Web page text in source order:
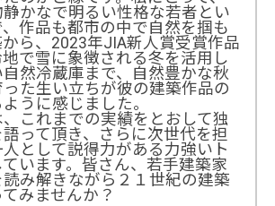
かなで明るい性格な若者とい
作品も都市の中で自然を掴も
ら、2023年JIA新人賞受賞作品
で雪に象徴される冬を活用し
然冷蔵庫まで、自然豊かな秋
た生い立ちが彼の建築作品の
うに感じました。
これまでの実績をとおして独
って頂き、さらに次世代を担
として説得力がある力強いト
います。皆さん、若手建築家
み解きながら２１世紀の建築
てみませんか？